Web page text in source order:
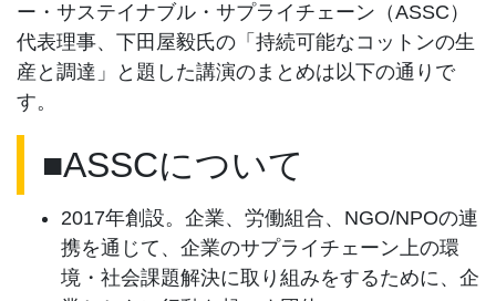
ー・サステイナブル・サプライチェーン（ASSC）
代表理事、下田屋毅氏の「持続可能なコットンの生
産と調達」と題した講演のまとめは以下の通りで
す。
■ASSCについて
2017年創設。企業、労働組合、NGO/NPOの連
携を通じて、企業のサプライチェーン上の環
境・社会課題解決に取り組みをするために、企